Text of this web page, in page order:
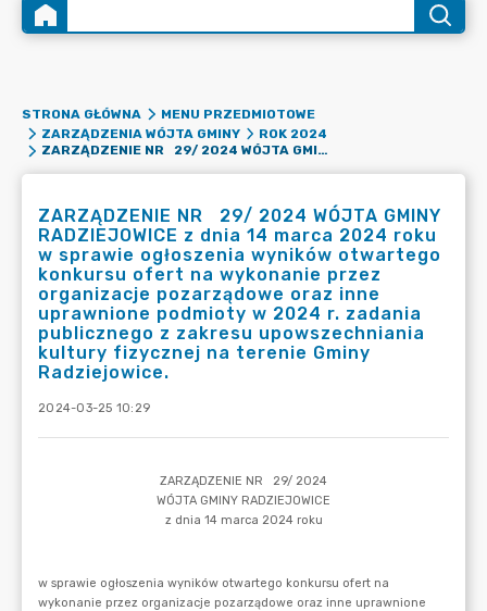
STRONA GŁÓWNA
MENU PRZEDMIOTOWE
ZARZĄDZENIA WÓJTA GMINY
ROK 2024
ZARZĄDZENIE NR 29/ 2024 WÓJTA GMINY RADZIEJOWICE Z DNIA 14 MARCA 2024 ROKU W SPRAWIE OGŁOSZENIA WYNIKÓW OTWARTEGO KONKURSU OFERT NA WYKONANIE PRZEZ ORGANIZACJE POZARZĄDOWE ORAZ INNE UPRAWNIONE PODMIOTY W 2024 R. ZADANIA PUBLICZNEGO Z ZAKRESU UPOWSZECHNIANIA KULTURY FIZYCZNEJ NA TERENIE GMINY RADZIEJOWICE.
ZARZĄDZENIE NR 29/ 2024 WÓJTA GMINY
RADZIEJOWICE z dnia 14 marca 2024 roku
w sprawie ogłoszenia wyników otwartego
konkursu ofert na wykonanie przez
organizacje pozarządowe oraz inne
uprawnione podmioty w 2024 r. zadania
publicznego z zakresu upowszechniania
kultury fizycznej na terenie Gminy
Radziejowice.
2024-03-25 10:29